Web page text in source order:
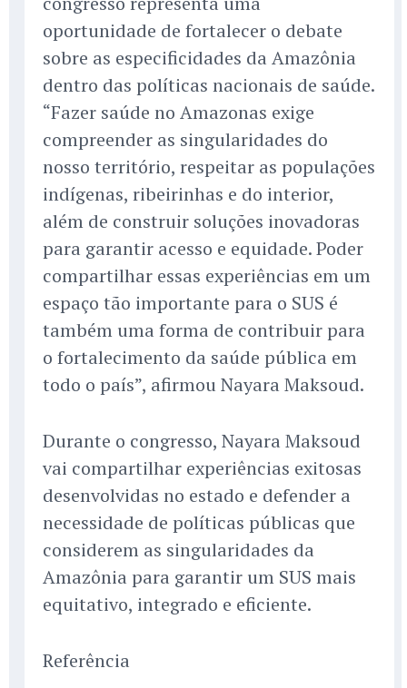
oportunidade de fortalecer o debate
sobre as especificidades da Amazônia
dentro das políticas nacionais de saúde.
“Fazer saúde no Amazonas exige
compreender as singularidades do
nosso território, respeitar as populações
indígenas, ribeirinhas e do interior,
além de construir soluções inovadoras
para garantir acesso e equidade. Poder
compartilhar essas experiências em um
espaço tão importante para o SUS é
também uma forma de contribuir para
o fortalecimento da saúde pública em
todo o país”, afirmou Nayara Maksoud.
Durante o congresso, Nayara Maksoud
vai compartilhar experiências exitosas
desenvolvidas no estado e defender a
necessidade de políticas públicas que
considerem as singularidades da
Amazônia para garantir um SUS mais
equitativo, integrado e eficiente.
Referência